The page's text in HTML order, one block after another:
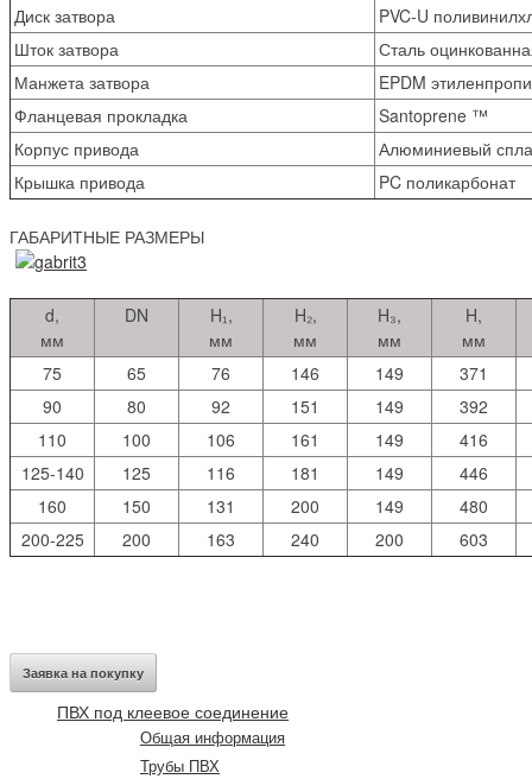
Диск затвора
PVC-U
Шток затвора
Сталь
Манжета затвора
EPDM
Фланцевая прокладка
Santoprene ™
Корпус привода
Алюминиевый
Крышка привода
PC поликарбонат
ГАБАРИТНЫЕ РАЗМЕРЫ
d,
мм
DN
H₁,
мм
H₂,
мм
H₃,
мм
H,
мм
75
65 76 146 149
371
90
80 92 151 149
392
110
100 106 161 149
416
125-140
125 116 181 149
446
160
150 131 200 149
480
200-225
200 163 240 200 603
Заявка на покупку
ПВХ под клеевое соединение
Общая информация
Трубы ПВХ